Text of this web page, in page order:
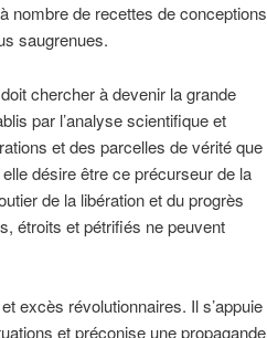
nombre de recettes de conceptions
saugrenues.
chercher à devenir la grande
par l’analyse scientifique et
et des parcelles de vérité que
désire être ce précurseur de la
de la libération et du progrès
étroits et pétrifiés ne peuvent
excès révolutionnaires. Il s’appuie
et préconise une propagande